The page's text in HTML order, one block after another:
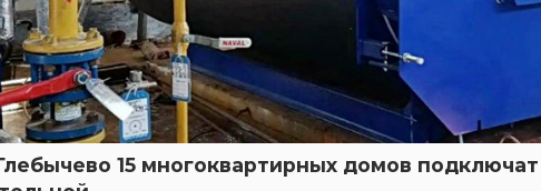
15 многоквартирных домов подключат